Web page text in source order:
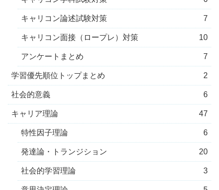
キャリコン論述試験対策 7
キャリコン面接（ロープレ）対策 10
アンケートまとめ 7
学習優先順位トップまとめ 2
社会的意義 6
キャリア理論 47
特性因子理論 6
発達論・トランジション 20
社会的学習理論 3